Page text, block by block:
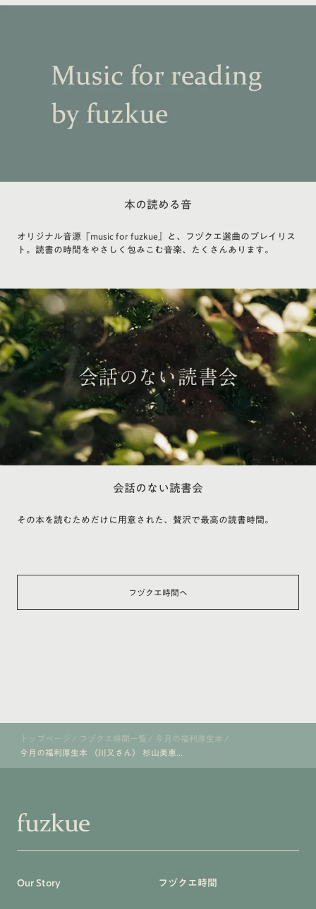
本の読める音
オリジナル音源『music for fuzkue』と、フヅクエ選曲のプレイリス
ト。読書の時間をやさしく包みこむ音楽、たくさんあります。
会話のない読書会
その本を読むためだけに用意された、贅沢で最高の読書時間。
フヅクエ時間へ
トップページ / フヅクエ時間一覧 / 今月の福利厚生本 /
今月の福利厚生本 （川又さん） 杉山美恵...
Our Story フヅクエ時間